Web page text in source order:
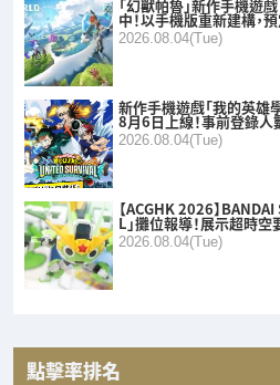
「幻獸帕魯」新作手機遊
中！以手機版重新建構，
2026.08.04(Tue)
新作手機遊戲「我的英雄
8月6日上線！事前登錄
2026.08.04(Tue)
【ACGHK 2026】
L」攤位報導！展示超時
2026.08.04(Tue)
點擊率排名